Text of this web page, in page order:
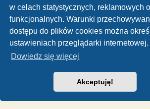
w celach statystycznych, reklamowych
funkcjonalnych. Warunki
dostępu do plików cookies można
ustawieniach przeglądarki internetowej.
Dowiedz się więcej
Akceptuję!